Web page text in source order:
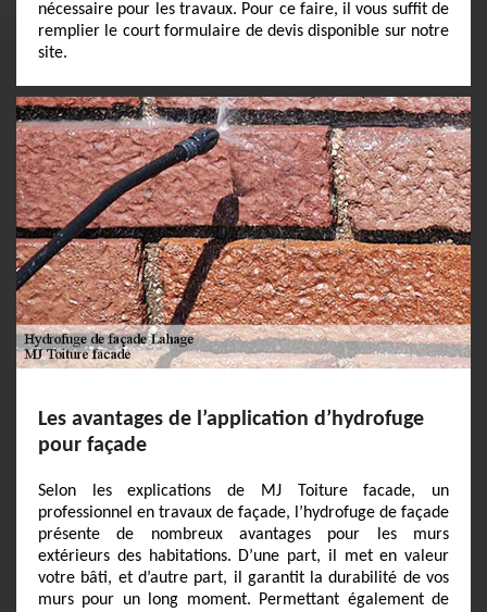
nécessaire pour les travaux. Pour ce faire, il vous suffit de
remplier le court formulaire de devis disponible sur notre
site.
Les avantages de l’application d’hydrofuge
pour façade
Selon les explications de MJ Toiture facade, un
professionnel en travaux de façade, l’hydrofuge de façade
présente de nombreux avantages pour les murs
extérieurs des habitations. D’une part, il met en valeur
votre bâti, et d’autre part, il garantit la durabilité de vos
murs pour un long moment. Permettant également de